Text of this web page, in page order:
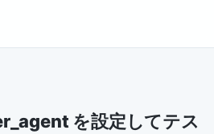
を設定してテス